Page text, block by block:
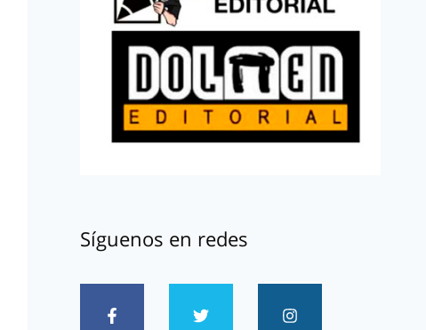
Síguenos en redes